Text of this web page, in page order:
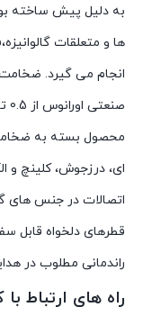
ها و متعلقات
انجام می گیرد. ضخامت
محصول بسته به
ای، درزجوش، کلینچ و
اتصالات در جنس های
قطرهای دلخواه قابل
راندمانی مطلوب در
راه های ارتباط